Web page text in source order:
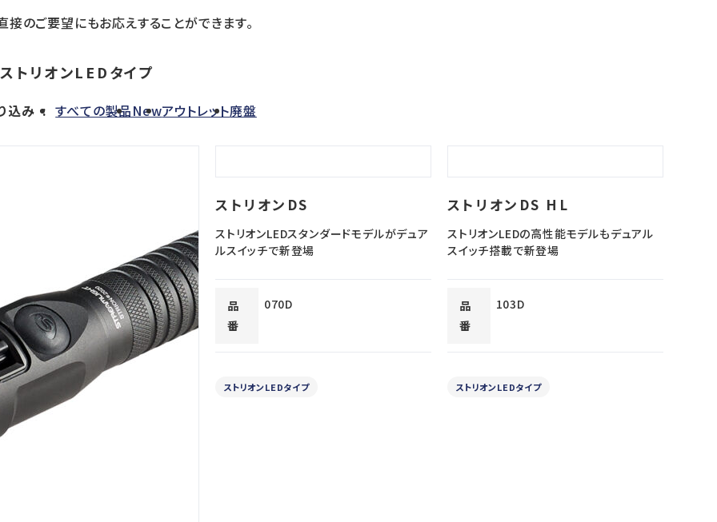
接のご要望にもお応えすることができます。
ストリオンLEDタイプ
込み すべての製品Newアウトレット廃盤
ストリオンDS
ストリオンLEDスタンダードモデルがデュア
ルスイッチで新登場
品
番
070D
ストリオンLEDタイプ
ストリオンDS HL
ストリオンLEDの高性能モデルもデュアル
スイッチ搭載で新登場
品
番
103D
ストリオンLEDタイプ